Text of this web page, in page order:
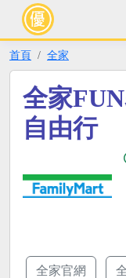
首頁 全家
全家
自由行
全家官網